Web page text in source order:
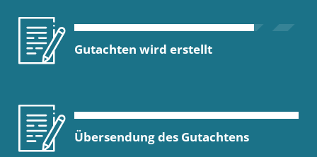
Gutachten wird erstellt
Übersendung des Gutachtens